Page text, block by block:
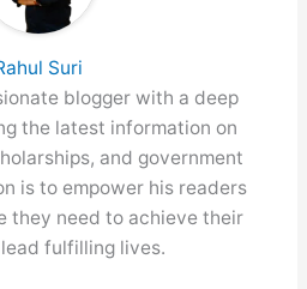
Suri
blogger with a deep
the latest information on
and government
is to empower his readers
they need to achieve their
fulfilling lives.